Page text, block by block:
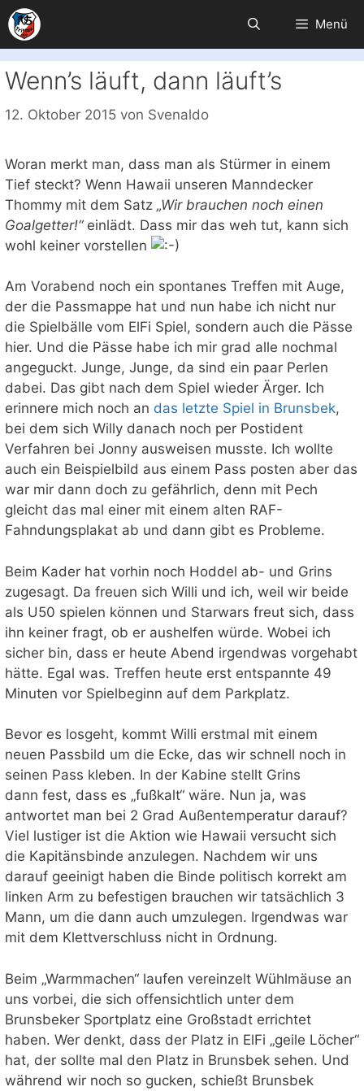
Zum
Inhalt
springen
Menü
Wenn’s läuft, dann läuft’s
12. Oktober 2015 von Svenaldo
Woran merkt man, dass man als Stürmer in einem
Tief steckt? Wenn Hawaii unseren Manndecker
Thommy mit dem Satz „Wir brauchen noch einen
Goalgetter!“einlädt. Dass mir das weh tut, kann sich
wohl keiner vorstellen
Am Vorabend noch ein spontanes Treffen mit Auge,
der die Passmappe hat und nun habe ich nicht nur
die Spielbälle vom ElFi Spiel, sondern auch die Pässe
hier. Und die Pässe habe ich mir grad alle nochmal
angeguckt. Junge, Junge, da sind ein paar Perlen
dabei. Das gibt nach dem Spiel wieder Ärger. Ich
erinnere mich noch an das letzte Spiel in Brunsbek,
bei dem sich Willy danach noch per Postident
Verfahren bei Jonny ausweisen musste. Ich wollte
auch ein Beispielbild aus einem Pass posten aber das
war mir dann doch zu gefährlich, denn mit Pech
gleicht das mal einer mit einem alten RAF-
Fahndungsplakat ab und dann gibt es Probleme.
Beim Kader hat vorhin noch Hoddel ab- und Grins
zugesagt. Da freuen sich Willi und ich, weil wir beide
als U50 spielen können und Starwars freut sich, dass
ihn keiner fragt, ob er aushelfen würde. Wobei ich
sicher bin, dass er heute Abend irgendwas vorgehabt
hätte. Egal was. Treffen heute erst entspannte 49
Minuten vor Spielbeginn auf dem Parkplatz.
Bevor es losgeht, kommt Willi erstmal mit einem
neuen Passbild um die Ecke, das wir schnell noch in
seinen Pass kleben. In der Kabine stellt Grins
dann fest, dass es „fußkalt“ wäre. Nun ja, was
antwortet man bei 2 Grad Außentemperatur darauf?
Viel lustiger ist die Aktion wie Hawaii versucht sich
die Kapitänsbinde anzulegen. Nachdem wir uns
darauf geeinigt haben die Binde politisch korrekt am
linken Arm zu befestigen brauchen wir tatsächlich 3
Mann, um die dann auch umzulegen. Irgendwas war
mit dem Klettverschluss nicht in Ordnung.
Beim „Warmmachen“ laufen vereinzelt Wühlmäuse an
uns vorbei, die sich offensichtlich unter dem
Brunsbeker Sportplatz eine Großstadt errichtet
haben. Wer denkt, dass der Platz in ElFi „geile Löcher“
hat, der sollte mal den Platz in Brunsbek sehen. Und
während wir noch so gucken, schießt Brunsbek